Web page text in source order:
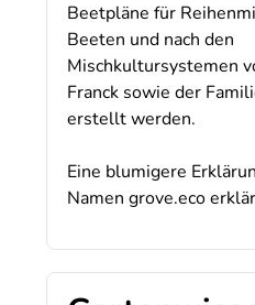
Beetpläne für
Beeten und nach den
Mischkultursystemen
Franck sowie der
erstellt werden.
Eine blumigere
Namen grove.eco